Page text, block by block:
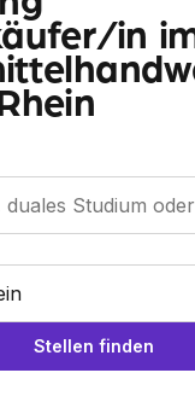
in
Stellen finden